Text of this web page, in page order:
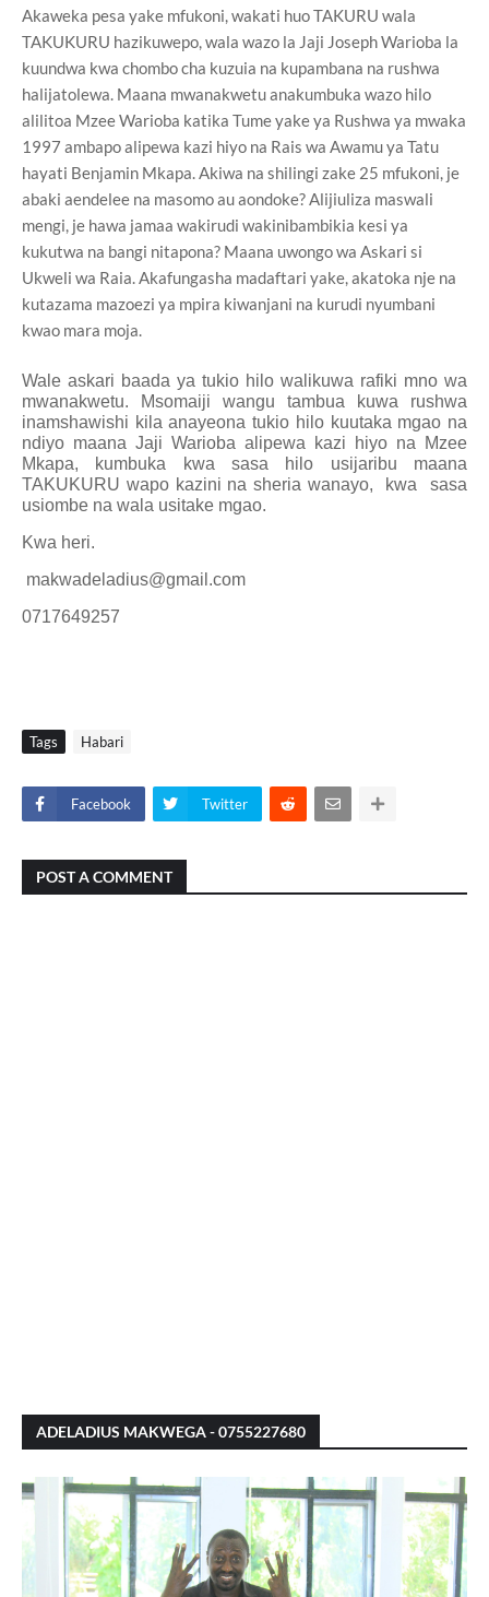
Akaweka pesa yake mfukoni, wakati huo TAKURU wala
TAKUKURU hazikuwepo, wala wazo la Jaji Joseph Warioba la
kuundwa kwa chombo cha kuzuia na kupambana na rushwa
halijatolewa. Maana mwanakwetu anakumbuka wazo hilo
alilitoa Mzee Warioba katika Tume yake ya Rushwa ya mwaka
1997 ambapo alipewa kazi hiyo na Rais wa Awamu ya Tatu
hayati Benjamin Mkapa. Akiwa na shilingi zake 25 mfukoni, je
abaki aendelee na masomo au aondoke? Alijiuliza maswali
mengi, je hawa jamaa wakirudi wakinibambikia kesi ya
kukutwa na bangi nitapona? Maana uwongo wa Askari si
Ukweli wa Raia. Akafungasha madaftari yake, akatoka nje na
kutazama mazoezi ya mpira kiwanjani na kurudi nyumbani
kwao mara moja.
Wale askari baada ya tukio hilo walikuwa rafiki mno wa
mwanakwetu. Msomaiji wangu tambua kuwa rushwa
inamshawishi kila anayeona tukio hilo kuutaka mgao na
ndiyo maana Jaji Warioba alipewa kazi hiyo na Mzee
Mkapa, kumbuka kwa sasa hilo usijaribu maana
TAKUKURU wapo kazini na sheria wanayo, kwa sasa
usiombe na wala usitake mgao.
Kwa heri.
makwadeladius@gmail.com
0717649257
Tags Habari
Facebook Twitter
POST A COMMENT
ADELADIUS MAKWEGA - 0755227680